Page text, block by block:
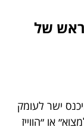
של
ישר לעומק
או ״הווייז